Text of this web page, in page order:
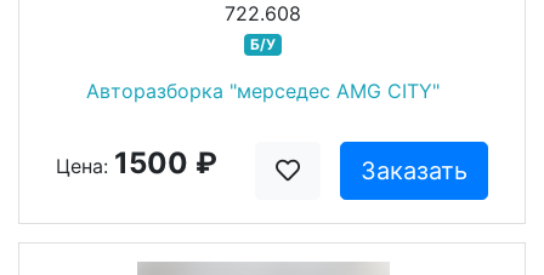
722.608
Б/У
Авторазборка "мерседес AMG CITY"
Цена: 1500 ₽ Заказать